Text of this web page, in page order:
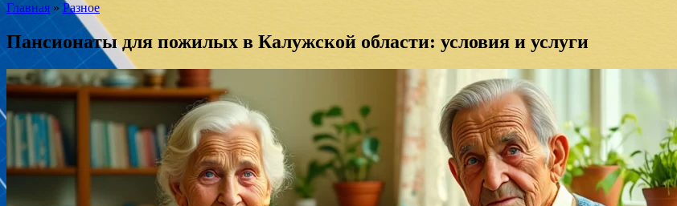
Главная » Разное
Пансионаты для пожилых в Калужской области: условия и услуги